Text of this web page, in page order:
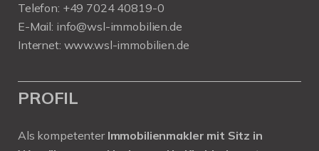
Telefon: +49 7024 40819-0
E-Mail: info@wsl-immobilien.de
Internet: www.wsl-immobilien.de
PROFIL
Als kompetenter Immobilienmakler mit Sitz in